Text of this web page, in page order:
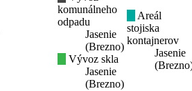
komunálneho
odpadu
Jasenie
(Brezno)
Vývoz skla
Jasenie
(Brezno)
Areál
stojiska
kontajnerov
Jasenie